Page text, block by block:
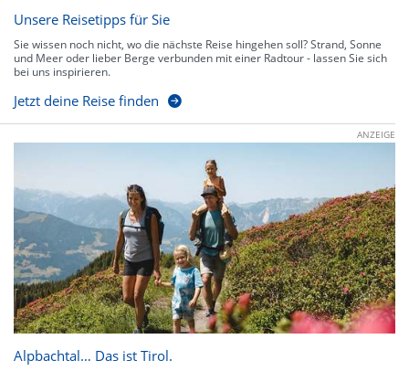
Unsere Reisetipps für Sie
Sie wissen noch nicht, wo die nächste Reise hingehen soll? Strand, Sonne
und Meer oder lieber Berge verbunden mit einer Radtour - lassen Sie sich
bei uns inspirieren.
Jetzt deine Reise finden
ANZEIGE
Alpbachtal… Das ist Tirol.